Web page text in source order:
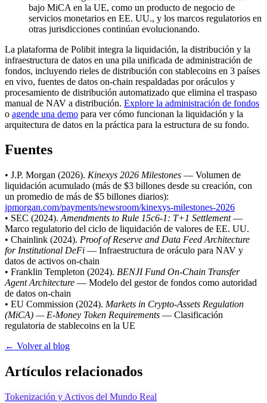
bajo MiCA en la UE, como un producto de negocio de
servicios monetarios en EE. UU., y los marcos regulatorios en
otras jurisdicciones continúan evolucionando.
La plataforma de Polibit integra la liquidación, la distribución y la
infraestructura de datos en una pila unificada de administración de
fondos, incluyendo rieles de distribución con stablecoins en 3 países
en vivo, fuentes de datos on-chain respaldadas por oráculos y
procesamiento de distribución automatizado que elimina el traspaso
manual de NAV a distribución. Explore la administración de fondos
o agende una demo para ver cómo funcionan la liquidación y la
arquitectura de datos en la práctica para la estructura de su fondo.
Fuentes
• J.P. Morgan (2026). Kinexys 2026 Milestones — Volumen de
liquidación acumulado (más de $3 billones desde su creación, con
un promedio de más de $5 billones diarios):
jpmorgan.com/payments/newsroom/kinexys-milestones-2026
• SEC (2024). Amendments to Rule 15c6-1: T+1 Settlement—
Marco regulatorio del ciclo de liquidación de valores de EE. UU.
• Chainlink (2024). Proof of Reserve and Data Feed Architecture
for Institutional DeFi — Infraestructura de oráculo para NAV y
datos de activos on-chain
• Franklin Templeton (2024). BENJI Fund On-Chain Transfer
Agent Architecture — Modelo del gestor de fondos como autoridad
de datos on-chain
• EU Commission (2024). Markets in Crypto-Assets Regulation
(MiCA) — E-Money Token Requirements — Clasificación
regulatoria de stablecoins en la UE
← Volver al blog
Artículos relacionados
Tokenización y Activos del Mundo Real